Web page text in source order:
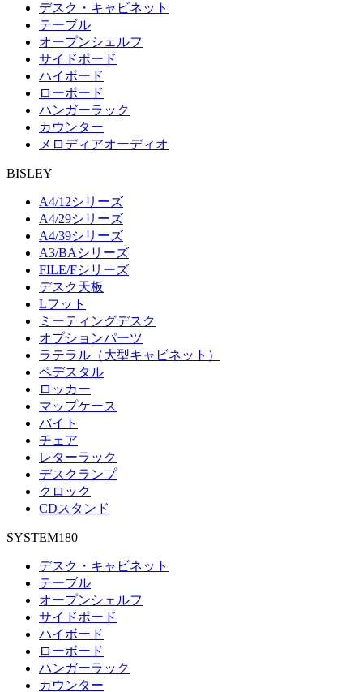
デスク・キャビネット
テーブル
オープンシェルフ
サイドボード
ハイボード
ローボード
ハンガーラック
カウンター
メロディアオーディオ
BISLEY
A4/12シリーズ
A4/29シリーズ
A4/39シリーズ
A3/BAシリーズ
FILE/Fシリーズ
デスク天板
Lフット
ミーティングデスク
オプションパーツ
ラテラル（大型キャビネット）
ペデスタル
ロッカー
マップケース
バイト
チェア
レターラック
デスクランプ
クロック
CDスタンド
SYSTEM180
デスク・キャビネット
テーブル
オープンシェルフ
サイドボード
ハイボード
ローボード
ハンガーラック
カウンター